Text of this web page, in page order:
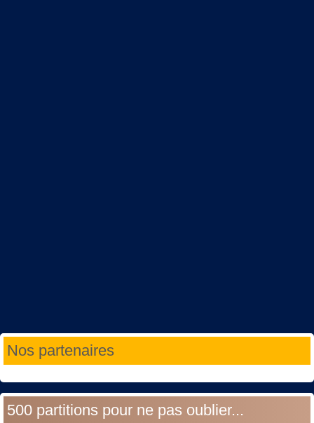
Nos partenaires
500 partitions pour ne pas oublier...
Année
précédente
Mois
précédent
Année
suivante
Mois
suivant